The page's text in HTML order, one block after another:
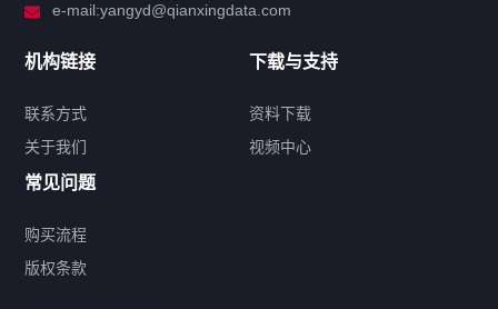
联系方式
热门标签
e-mail:yangyd@qianxingdata.com
机构链接
联系方式
关于我们
下载与支持
资料下载
视频中心
常见问题
购买流程
版权条款